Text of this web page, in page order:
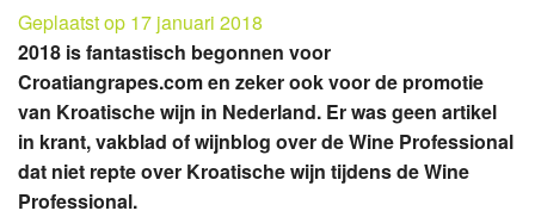
Geplaatst op 17 januari 2018
2018 is fantastisch begonnen voor
Croatiangrapes.com en zeker ook voor de promotie
van Kroatische wijn in Nederland. Er was geen artikel
in krant, vakblad of wijnblog over de Wine Professional
dat niet repte over Kroatische wijn tijdens de Wine
Professional.